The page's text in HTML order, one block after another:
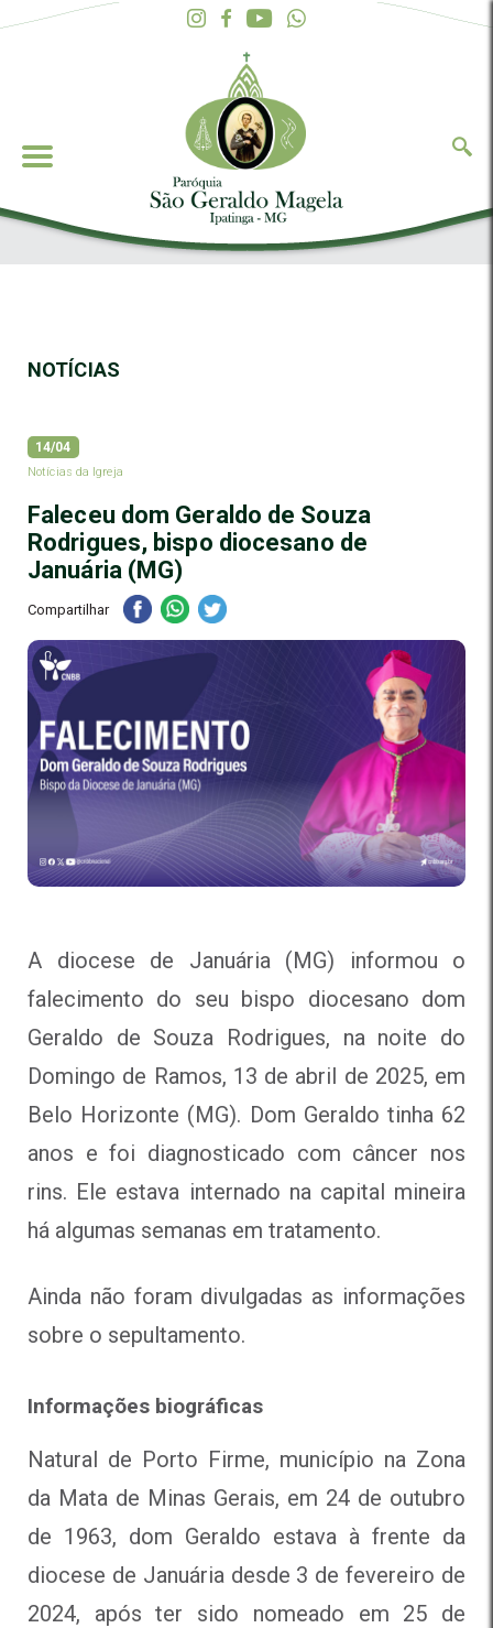
NOTÍCIAS
14/04
Notícias da Igreja
Faleceu dom Geraldo de Souza
Rodrigues, bispo diocesano de
Januária (MG)
Compartilhar
A diocese de Januária (MG) informou o
falecimento do seu bispo diocesano dom
Geraldo de Souza Rodrigues, na noite do
Domingo de Ramos, 13 de abril de 2025, em
Belo Horizonte (MG). Dom Geraldo tinha 62
anos e foi diagnosticado com câncer nos
rins. Ele estava internado na capital mineira
há algumas semanas em tratamento.
Ainda não foram divulgadas as informações
sobre o sepultamento.
Informações biográficas
Natural de Porto Firme, município na Zona
da Mata de Minas Gerais, em 24 de outubro
de 1963, dom Geraldo estava à frente da
diocese de Januária desde 3 de fevereiro de
2024, após ter sido nomeado em 25 de